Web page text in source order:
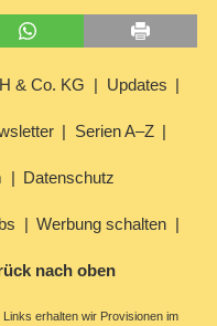
& Co. KG Updates
Serien A–Z
Datenschutz
Werbung schalten
nach oben
erhalten wir Provisionen im